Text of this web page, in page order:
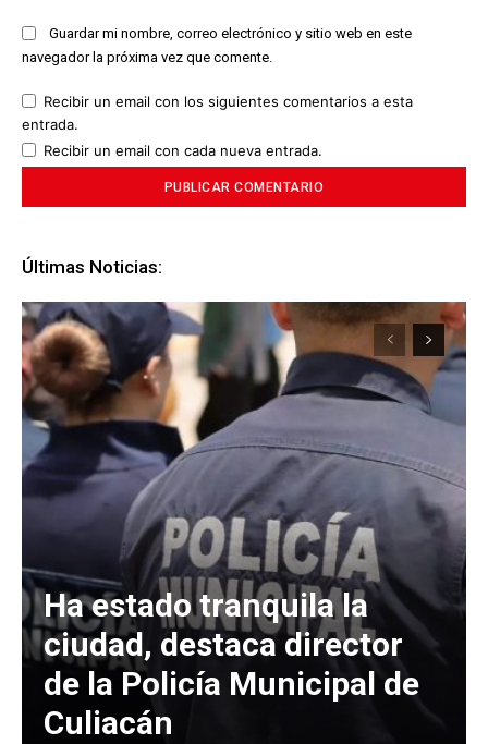
Guardar mi nombre, correo electrónico y sitio web en este
navegador la próxima vez que comente.
Recibir un email con los siguientes comentarios a esta
entrada.
Recibir un email con cada nueva entrada.
Últimas Noticias:
Ha estado tranquila la
ciudad, destaca director
de la Policía Municipal de
Culiacán